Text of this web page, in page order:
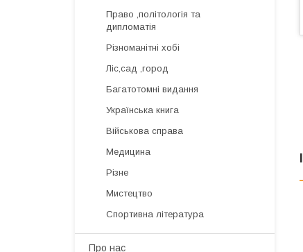
Право ,політологія та
дипломатія
Різноманітні хобі
Ліс,сад ,город
Багатотомні видання
Українська книга
Військова справа
Медицина
Різне
Мистецтво
Спортивна література
Про нас